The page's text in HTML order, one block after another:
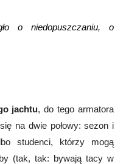
o niedopuszczaniu, o
jachtu, do tego armatora
na dwie połowy: sezon i
studenci, którzy mogą
(tak, tak: bywają tacy w